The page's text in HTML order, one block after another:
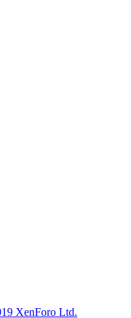
XenForo Ltd.